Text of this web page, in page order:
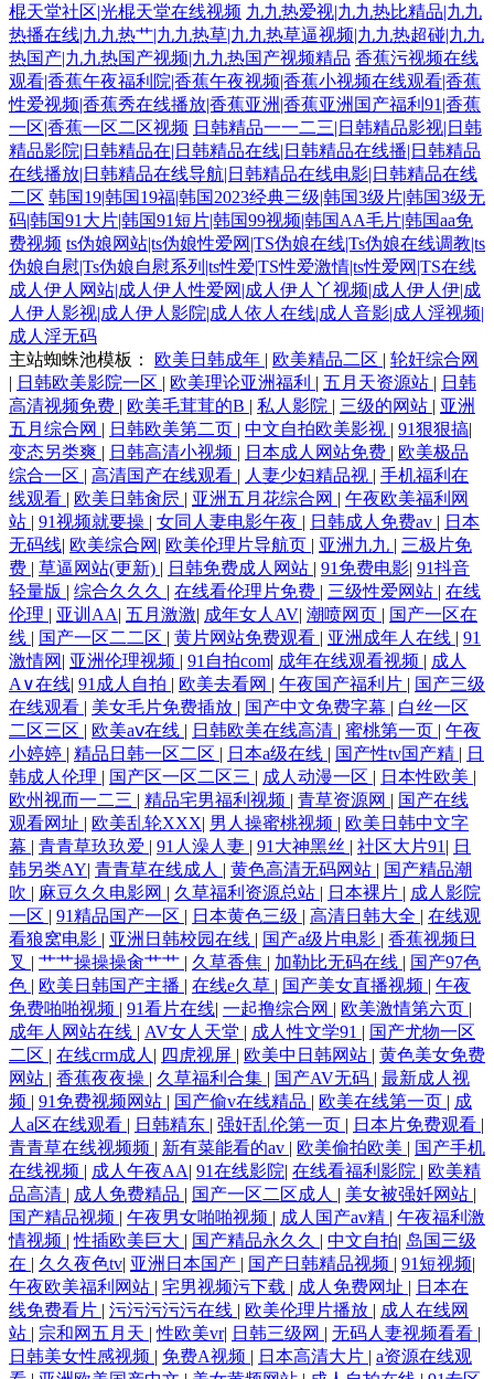
棍天堂社区|光棍天堂在线视频 九九热爱视|九九热比精品|九九
热播在线|九九热艹|九九热草|九九热草逼视频|九九热超碰|九九
热国产|九九热国产视频|九九热国产视频精品 香蕉污视频在线
观看|香蕉午夜福利院|香蕉午夜视频|香蕉小视频在线观看|香蕉
性爱视频|香蕉秀在线播放|香蕉亚洲|香蕉亚洲国产福利91|香蕉
一区|香蕉一区二区视频 日韩精品一一二三|日韩精品影视|日韩
精品影院|日韩精品在|日韩精品在线|日韩精品在线播|日韩精品
在线播放|日韩精品在线导航|日韩精品在线电影|日韩精品在线
二区 韩国19|韩国19福|韩国2023经典三级|韩国3级片|韩国3级无
码|韩国91大片|韩国91短片|韩国99视频|韩国AA毛片|韩国aa免
费视频 ts伪娘网站|ts伪娘性爱网|TS伪娘在线|Ts伪娘在线调教|ts
伪娘自慰|Ts伪娘自慰系列|ts性爱|TS性爱激情|ts性爱网|TS在线
成人伊人网站|成人伊人性爱网|成人伊人丫视频|成人伊人伊|成
人伊人影视|成人伊人影院|成人依人在线|成人音影|成人淫视频|
成人淫无码
主站蜘蛛池模板： 欧美日韩成年 | 欧美精品二区 | 轮奸综合网
| 日韩欧美影院一区 | 欧美理论亚洲福利 | 五月天资源站 | 日韩
高清视频免费 | 欧美毛茸茸的B | 私人影院 | 三级的网站 | 亚洲
五月综合网 | 日韩欧美第二页 | 中文自拍欧美影视 | 91狠狠搞|
变态另类爽 | 日韩高清小视频 | 日本成人网站免费 | 欧美极品
综合一区 | 高清国产在线观看 | 人妻少妇精品视 | 手机福利在
线观看 | 欧美日韩肏屄 | 亚洲五月花综合网 | 午夜欧美福利网
站 | 91视频就要操 | 女同人妻电影午夜 | 日韩成人免费av | 日本
无码线| 欧美综合网 | 欧美伦理片导航页 | 亚洲九九 | 三极片免
费 | 草逼网站(更新) | 日韩免费成人网站 | 91免费电影| 91抖音
轻量版 | 综合久久久 | 在线看伦理片免费 | 三级性爱网站 | 在线
伦理 | 亚训AA| 五月激激| 成年女人AV| 潮喷网页 | 国产一区在
线 | 国产一区二二区 | 黄片网站免费观看 | 亚洲成年人在线 | 91
激情网 | 亚洲伦理视频 | 91自拍com| 成年在线观看视频 | 成人
A∨在线| 91成人自拍 | 欧美去看网 | 午夜国产福利片 | 国产三级
在线观看 | 美女毛片免费插放 | 国产中文免费字幕 | 白丝一区
二区三区 | 欧美aⅴ在线 | 日韩欧美在线高清 | 蜜桃第一页 | 午夜
小婷婷 | 精品日韩一区二区 | 日本a级在线 | 国产性tv国产精 | 日
韩成人伦理 | 国产区一区二区三 | 成人动漫一区 | 日本性欧美 |
欧州视而一二三 | 精品宅男福利视频 | 青草资源网 | 国产在线
观看网址 | 欧美乱轮XXX| 男人操蜜桃视频 | 欧美日韩中文字
幕 | 青青草玖玖爱 | 91人澡人妻 | 91大神黑丝 | 社区大片91 | 日
韩另类AY| 青青草在线成人 | 黄色高清无码网站 | 国产精品潮
吹 | 麻豆久久电影网 | 久草福利资源总站 | 日本裸片 | 成人影院
一区 | 91精品国产一区 | 日本黄色三级 | 高清日韩大全 | 在线观
看狼窝电影 | 亚洲日韩校园在线 | 国产a级片电影 | 香蕉视频日
叉 | 艹艹操操操肏艹艹 | 久草香焦 | 加勒比无码在线 | 国产97色
色 | 欧美日韩国产主播 | 在线e久草 | 国产美女直播视频 | 午夜
免费啪啪视频 | 91看片在线| 一起撸综合网 | 欧美激情第六页 |
成年人网站在线 | AV女人天堂 | 成人性文学91 | 国产尤物一区
二区 | 在线crm成人 | 四虎视屏 | 欧美中日韩网站 | 黄色美女免费
网站 | 香蕉夜夜操 | 久草福利合集 | 国产AV无码 | 最新成人视
频 | 91免费视频网站 | 国产偷v在线精品 | 欧美在线第一页 | 成
人a区在线观看 | 日韩精东 | 强奸乱伦第一页 | 日本片免费观看 |
青青草在线视频频 | 新有菜能看的av | 欧美偷拍欧美 | 国产手机
在线视频 | 成人午夜AA| 91在线影院| 在线看福利影院 | 欧美精
品高清 | 成人免费精品 | 国产一区二区成人 | 美女被强奷网站 |
国产精品视频 | 午夜男女啪啪视频 | 成人国产av精 | 午夜福利激
情视频 |性插欧美巨大 | 国产精品永久久 | 中文自拍| 岛国三级
在 | 久久夜色tv| 亚洲日本国产 | 国产日韩精品视频 | 91短视频|
午夜欧美福利网站 | 宅男视频污下载 | 成人免费网址 | 日本在
线免费看片 | 污污污污污在线 | 欧美伦理片播放 | 成人在线网
站 | 宗和网五月天 |性欧美vr| 日韩三级网 | 无码人妻视频看看 |
日韩美女性感视频 | 免费A视频 | 日本高清大片 | a资源在线观